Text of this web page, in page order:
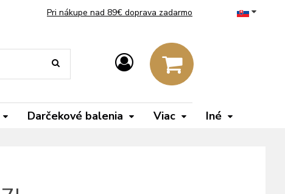
Pri nákupe nad 89€ doprava zadarmo
Darčekové balenia Viac Iné